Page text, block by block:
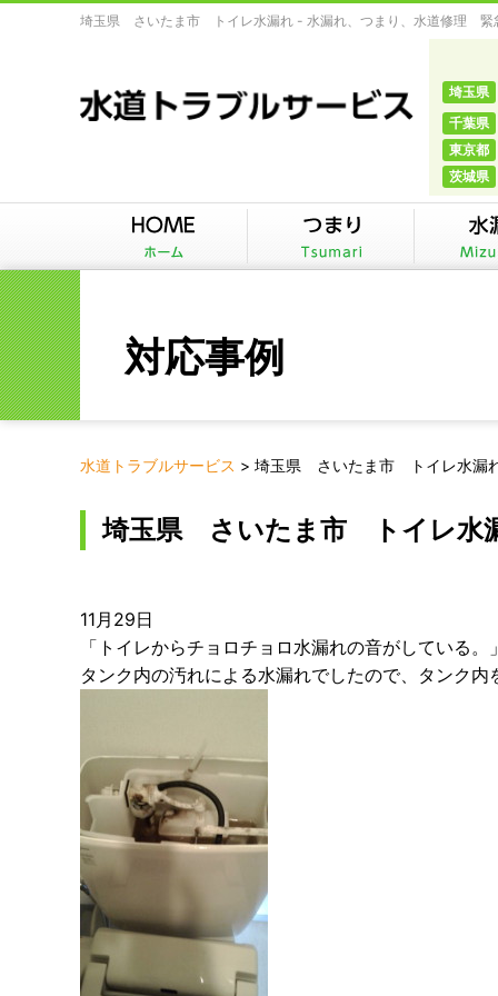
埼玉県 さいたま市 トイレ水漏れ - 水漏れ、つまり、水道修理 緊
埼玉県
千葉県
東京都
茨城県
対応事例
水道トラブルサービス > 埼玉県 さいたま市 トイレ水漏
埼玉県 さいたま市 トイレ水
11月29日
「トイレからチョロチョロ水漏れの音がしている
タンク内の汚れによる水漏れでしたので、タンク